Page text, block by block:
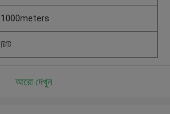
1000meters
টিটি
আরো দেখুন